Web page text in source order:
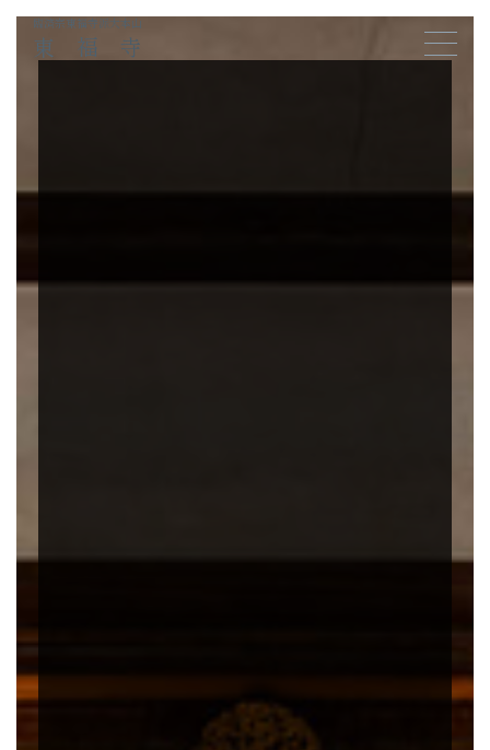
臨済宗東福寺派大本山
東福寺